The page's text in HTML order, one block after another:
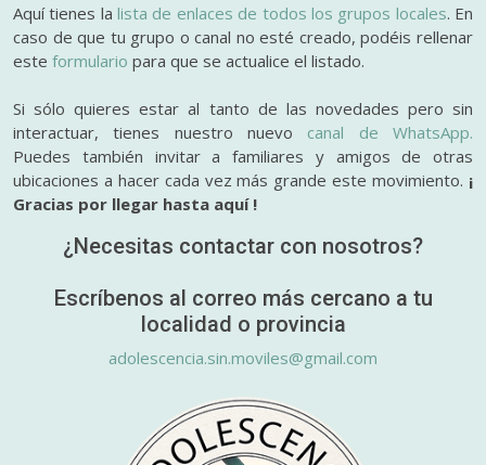
Aquí tienes lalista de enlaces de todos los grupos locales. En
caso de que tu grupo o canal no esté creado, podéis rellenar
este formulario para que se actualice el listado.
Si sólo quieres estar al tanto de las novedades pero sin
interactuar, tienes nuestro nuevo canal de WhatsApp.
Puedes también invitar a familiares y amigos de otras
ubicaciones a hacer cada vez más grande este movimiento. ¡
Gracias por llegar hasta aquí !
¿Necesitas contactar con nosotros?
Escríbenos al correo más cercano a tu
localidad o provincia
adolescencia.sin.moviles@gmail.com